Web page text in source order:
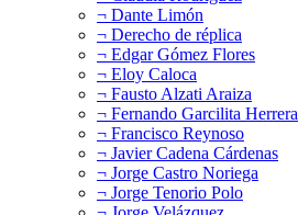
¬ Dante Limón
¬ Derecho de réplica
¬ Edgar Gómez Flores
¬ Eloy Caloca
¬ Fausto Alzati Araiza
¬ Fernando Garcilita Herrera
¬ Francisco Reynoso
¬ Javier Cadena Cárdenas
¬ Jorge Castro Noriega
¬ Jorge Tenorio Polo